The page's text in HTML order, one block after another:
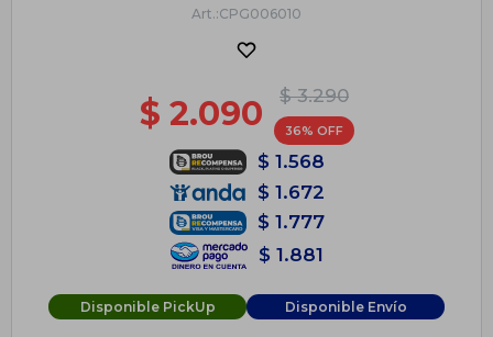
CPG006010
$ 3.290
$ 2.090 36
$ 1.568
$ 1.672
$ 1.777
$ 1.881
Disponible PickUp Disponible Envío